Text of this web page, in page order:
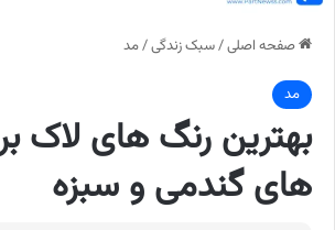
صفحه اصلی/سبک زندگی/مد
مد
بهترین رنگ های لاک
های گندمی و سبزه